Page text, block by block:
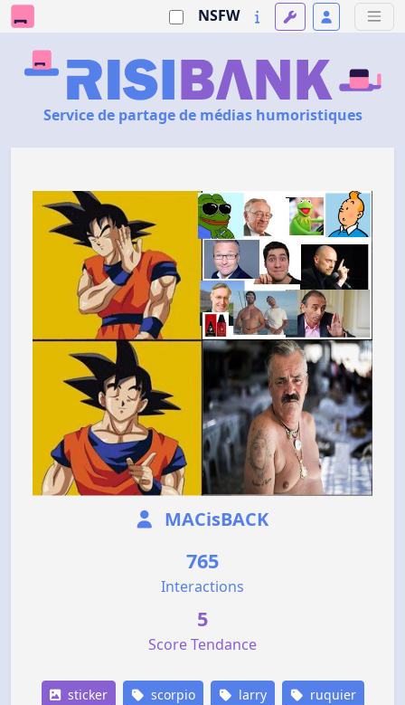
NSFW
Service de partage de médias humoristiques
MACisBACK
765
Interactions
5
Score Tendance
sticker scorpio larry ruquier